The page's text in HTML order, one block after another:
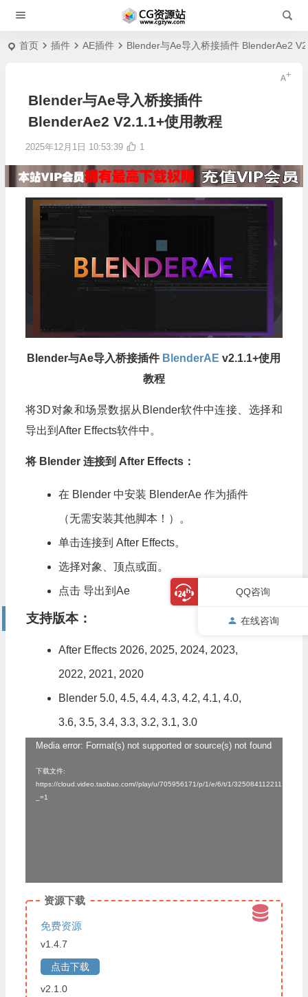
首页 插件 AE插件 Blender与Ae导入桥接插件 BlenderAe2
Blender与Ae导入桥接插件
BlenderAe2 V2.1.1+使用教程
2025年12月1日 10:53:39 1
Blender与Ae导入桥接插件 BlenderAE v2.1.1+使用
教程
将3D对象和场景数据从Blender软件中连接、选择和
导出到After Effects软件中。
将 Blender 连接到 After Effects：
在 Blender 中安装 BlenderAe 作为插件
（无需安装其他脚本！）。
单击连接到 After Effects。
选择对象、顶点或面。
点击 导出到Ae
支持版本：
After Effects 2026, 2025, 2024, 2023,
2022, 2021, 2020
Blender 5.0, 4.5, 4.4, 4.3, 4.2, 4.1, 4.0,
3.6, 3.5, 3.4, 3.3, 3.2, 3.1, 3.0
Media error: Format(s) not supported or source(s) not found
下载文件:
https://cloud.video.taobao.com//play/u/705956171/p/1/e/6/t/1/325084112211.mp4?
_=1
资源下载
免费资源
v1.4.7
点击下载
v2.1.0
QQ咨询
在线咨询